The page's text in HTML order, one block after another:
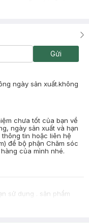
nữa về chất lượng
sắm tại Hasaki!
giá 800k ở Tphcm. Zalo
chín hai nhé
Phy Nguyen đã dành
hàng là động lực to
nữa về chất lượng
sắm tại Hasaki!
Gửi
ngày sản xuất.không
chưa tốt của bạn về
ngày sản xuất và hạn
tin hoặc liên hệ
để bộ phận Chăm sóc
của mình nhé.
sử dụng . sản phẩm